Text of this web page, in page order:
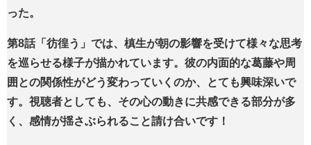
った。
第8話「彷徨う」では、槙生が朝の影響を受けて様々な思考
を巡らせる様子が描かれています。彼の内面的な葛藤や周
囲との関係性がどう変わっていくのか、とても興味深いで
す。視聴者としても、その心の動きに共感できる部分が多
く、感情が揺さぶられること請け合いです！